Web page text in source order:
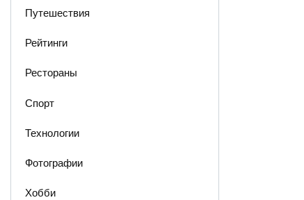
Путешествия
Рейтинги
Рестораны
Спорт
Технологии
Фотографии
Хобби